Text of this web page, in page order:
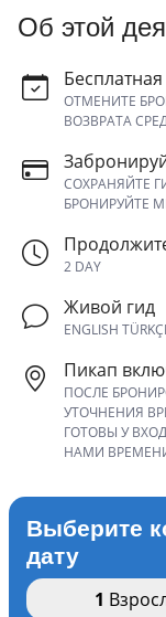
Об этой
ОТМЕНИТЕ
ВОЗВРАТА
СОХРАНЯЙТЕ
БРОНИРУЙТЕ
2 DAY
Живой гид
ENGLISH
Пикап
ПОСЛЕ
УТОЧНЕНИЯ
ГОТОВЫ У
НАМИ
Выберите
дату
1